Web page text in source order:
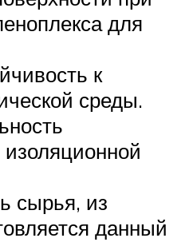
для
к
среды.
сырья, из
данный